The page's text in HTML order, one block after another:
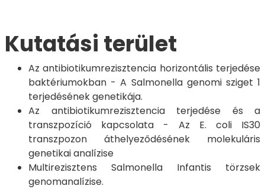
Kutatási terület
Az antibiotikumrezisztencia horizontális terjedése
baktériumokban - A Salmonella genomi sziget 1
terjedésének genetikája.
Az antibiotikumrezisztencia terjedése és a
transzpozíció kapcsolata - Az E. coli IS30
transzpozon áthelyeződésének molekuláris
genetikai analízise
Multirezisztens Salmonella Infantis törzsek
genomanalízise.